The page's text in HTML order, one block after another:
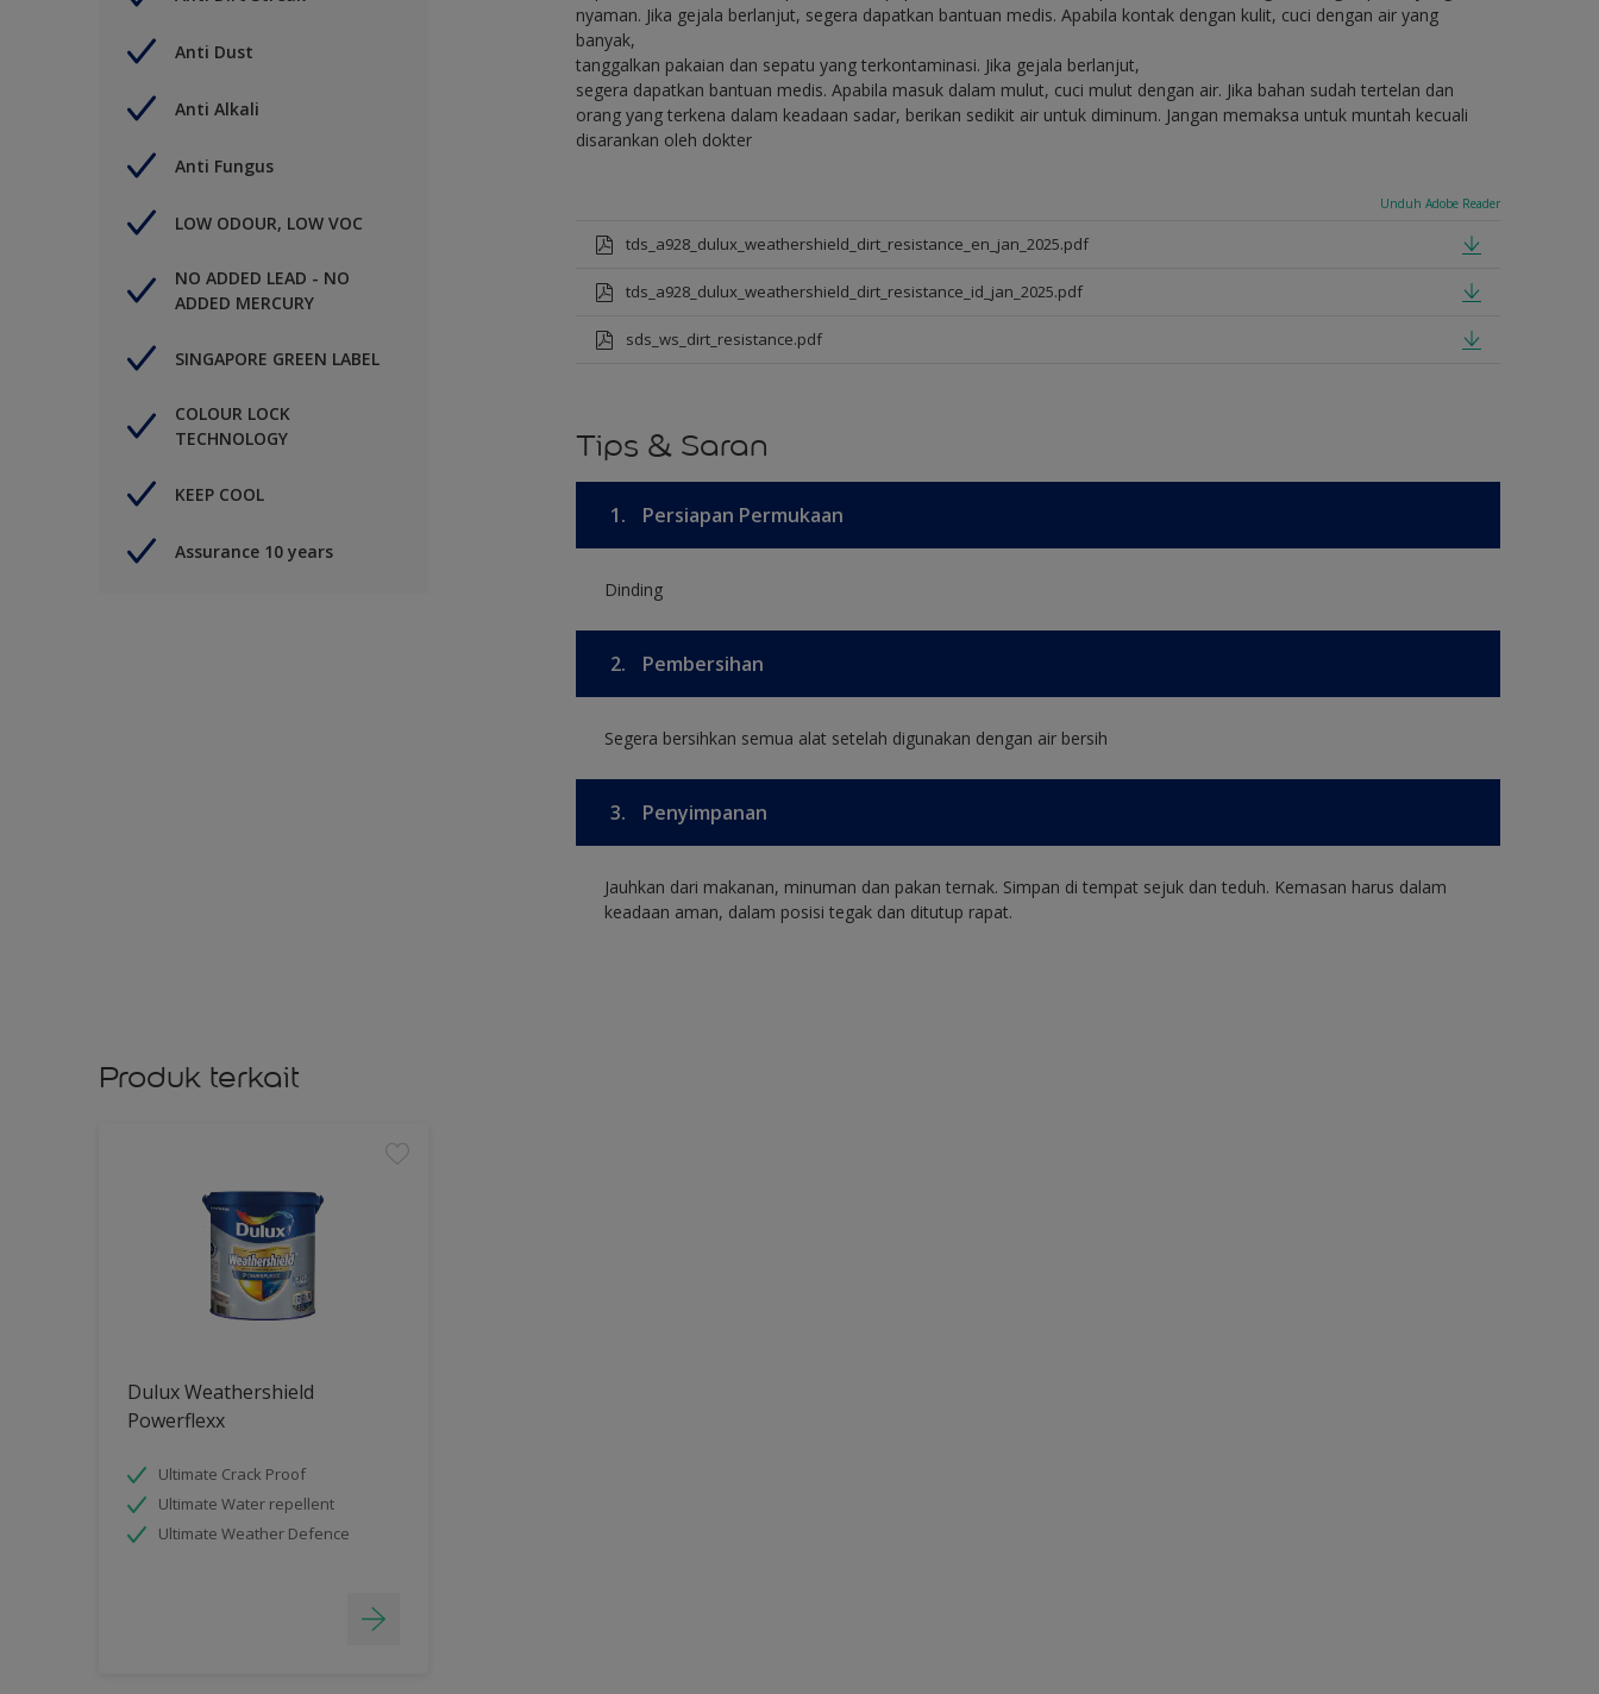
Anti Dust
Anti Alkali
Anti Fungus
LOW ODOUR, LOW VOC
NO ADDED LEAD - NO
ADDED MERCURY
SINGAPORE GREEN LABEL
COLOUR LOCK
TECHNOLOGY
KEEP COOL
Assurance 10 years
nyaman. Jika gejala berlanjut, segera dapatkan bantuan medis. Apabila kontak dengan kulit, cuci dengan air yang
banyak,
tanggalkan pakaian dan sepatu yang terkontaminasi. Jika gejala berlanjut,
segera dapatkan bantuan medis. Apabila masuk dalam mulut, cuci mulut dengan air. Jika bahan sudah tertelan dan
orang yang terkena dalam keadaan sadar, berikan sedikit air untuk diminum. Jangan memaksa untuk muntah kecuali
disarankan oleh dokter
Unduh Adobe Reader
tds_a928_dulux_weathershield_dirt_resistance_en_jan_2025.pdf
tds_a928_dulux_weathershield_dirt_resistance_id_jan_2025.pdf
sds_ws_dirt_resistance.pdf
Tips & Saran
1. Persiapan Permukaan
Dinding
2. Pembersihan
Segera bersihkan semua alat setelah digunakan dengan air bersih
3. Penyimpanan
Jauhkan dari makanan, minuman dan pakan ternak. Simpan di tempat sejuk dan teduh. Kemasan harus dalam
keadaan aman, dalam posisi tegak dan ditutup rapat.
Produk terkait
Dulux Weathershield
Powerflexx
Ultimate Crack Proof
Ultimate Water repellent
Ultimate Weather Defence